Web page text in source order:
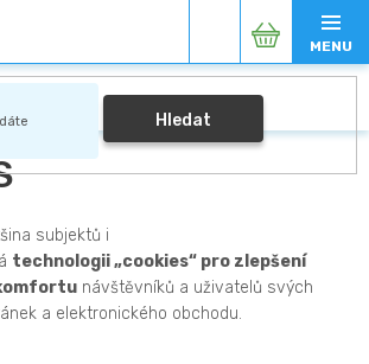
Hledat
Nákupní
košík
subjektů i
technologii „cookies“ pro zlepšení
návštěvníků a uživatelů svých
a elektronického obchodu.